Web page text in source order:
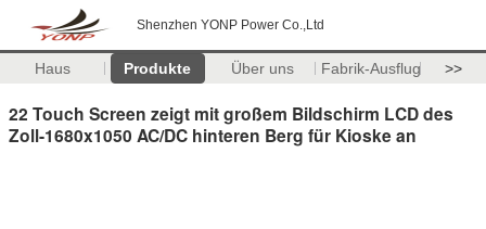
Shenzhen YONP Power Co.,Ltd
Haus Produkte Über uns Fabrik-Ausflug >>
22 Touch Screen zeigt mit großem Bildschirm LCD des
Zoll-1680x1050 AC/DC hinteren Berg für Kioske an